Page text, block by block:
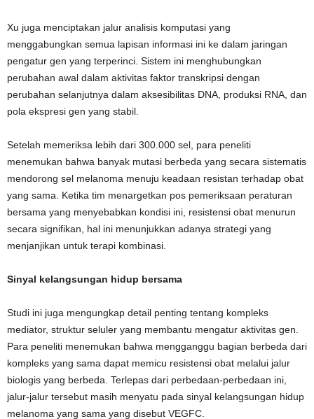
Xu juga menciptakan jalur analisis komputasi yang
menggabungkan semua lapisan informasi ini ke dalam jaringan
pengatur gen yang terperinci. Sistem ini menghubungkan
perubahan awal dalam aktivitas faktor transkripsi dengan
perubahan selanjutnya dalam aksesibilitas DNA, produksi RNA, dan
pola ekspresi gen yang stabil.
Setelah memeriksa lebih dari 300.000 sel, para peneliti
menemukan bahwa banyak mutasi berbeda yang secara sistematis
mendorong sel melanoma menuju keadaan resistan terhadap obat
yang sama. Ketika tim menargetkan pos pemeriksaan peraturan
bersama yang menyebabkan kondisi ini, resistensi obat menurun
secara signifikan, hal ini menunjukkan adanya strategi yang
menjanjikan untuk terapi kombinasi.
Sinyal kelangsungan hidup bersama
Studi ini juga mengungkap detail penting tentang kompleks
mediator, struktur seluler yang membantu mengatur aktivitas gen.
Para peneliti menemukan bahwa mengganggu bagian berbeda dari
kompleks yang sama dapat memicu resistensi obat melalui jalur
biologis yang berbeda. Terlepas dari perbedaan-perbedaan ini,
jalur-jalur tersebut masih menyatu pada sinyal kelangsungan hidup
melanoma yang sama yang disebut VEGFC.